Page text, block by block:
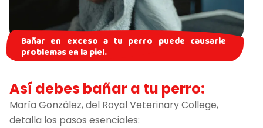
Bañar en exceso a tu perro puede causarle
problemas en la piel.
Así debes bañar a tu perro:
María González, del Royal Veterinary College,
detalla los pasos esenciales: